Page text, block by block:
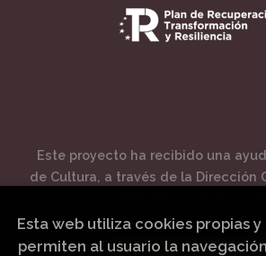
Este proyecto ha recibido una
de Cultura, a través de la Dirección
Esta web utiliza cookies propias
permiten al usuario la